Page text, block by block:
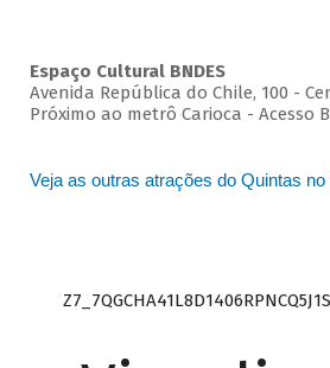
Espaço Cultural BNDES
Avenida República do Chile, 100 -
Próximo ao metrô Carioca - Acesso B
Veja as outras atrações do Quintas